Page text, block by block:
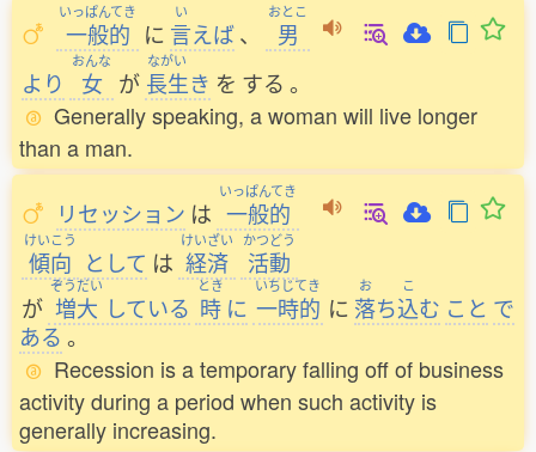
いっぱんてき
一般的 に
い
言えば、
おとこ
男
より
おんな
女 が
ながい
長生き を する 。
Generally speaking, a woman will live longer
than a man.
リセッション は
いっぱんてき
一般的
けいこう
傾向 として は
けいざい
経済
かつどう
活動
が
ぞうだい
増大 している
とき
時 に
いちじてき
一時的 に
お
落ち
こ
込む こと で
ある 。
Recession is a temporary falling off of business
activity during a period when such activity is
generally increasing.